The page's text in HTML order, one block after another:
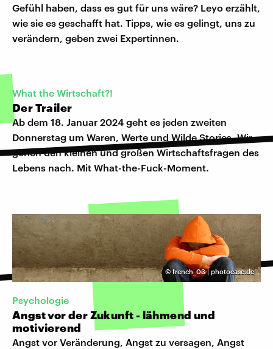
Gefühl haben, dass es gut für uns wäre? Leyo erzählt,
wie sie es geschafft hat. Tipps, wie es gelingt, uns zu
verändern, geben zwei Expertinnen.
What the Wirtschaft?!
Der Trailer
Ab dem 18. Januar 2024 geht es jeden zweiten
Donnerstag um Waren, Werte und Wilde Stories. Wir
gehen den kleinen und großen Wirtschaftsfragen des
Lebens nach. Mit What-the-Fuck-Moment.
©french_03 | photocase.de
Psychologie
Angst vor der Zukunft - lähmend und
motivierend
Angst vor Veränderung, Angst zu versagen, Angst